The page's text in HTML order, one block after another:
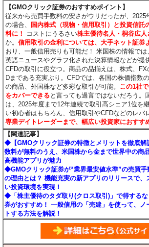
【GMOクリック証券のおすすめポイント】
従来から売買手数料の安さがウリだったが、2025
の場合、 国内株式（現物・信用取引）と投資信託
料に！
コストにうるさい株主優待名人・桐谷広人
か。信用取引の金利については、大手ネット証券
おり、一般信用売りも可能だ！ 米国株の情報で
英語ニュースやグラフ化された決算情報などが提
CFDの取引に役立つ。商品の品揃えは、株式、
Dまである充実ぶり。CFDでは、各国の株価指数
の商品、外国株など多彩な取引が可能。 この1社
をカバーできる と言っても過言ではないだろう。
は、2025年度まで12年連続で取引高シェア1位を
い初心者はもちろん、信用取引やCFDなどのレバ
専業デイトレーダーまで、幅広い投資家におすす
【関連記事】
◆【GMOクリック証券の特徴とメリットを徹底解
数料が無料のうえ、米国株から金まで世界中の商
高機能アプリが魅力
◆GMOクリック証券が“業界最安値水準”の売買手
の理由とは？ 機能充実の新アプリのリリースで、
い投資環境を実現！
◆「株主優待のタダ取り(クロス取引)」で得する
券がおすすめ！ 一般信用の「売建」を使って、ノ
トする方法を解説！